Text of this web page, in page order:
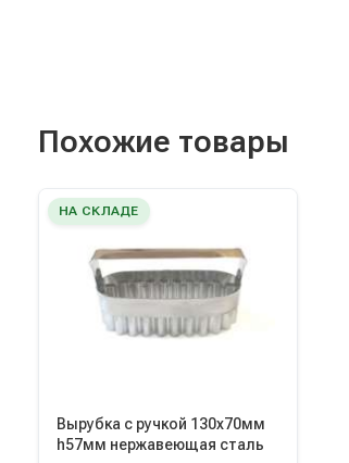
Похожие товары
НА СКЛАДЕ
Вырубка с ручкой 130х70мм
h57мм нержавеющая сталь